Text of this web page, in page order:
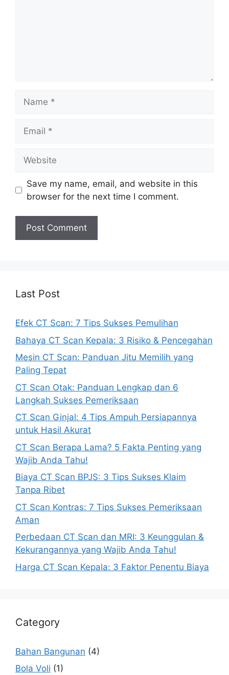
Save my name, email, and website in this
browser for the next time I comment.
Last Post
Efek CT Scan: 7 Tips Sukses Pemulihan
Bahaya CT Scan Kepala: 3 Risiko & Pencegahan
Mesin CT Scan: Panduan Jitu Memilih yang
Paling Tepat
CT Scan Otak: Panduan Lengkap dan 6
Langkah Sukses Pemeriksaan
CT Scan Ginjal: 4 Tips Ampuh Persiapannya
untuk Hasil Akurat
CT Scan Berapa Lama? 5 Fakta Penting yang
Wajib Anda Tahu!
Biaya CT Scan BPJS: 3 Tips Sukses Klaim
Tanpa Ribet
CT Scan Kontras: 7 Tips Sukses Pemeriksaan
Aman
Perbedaan CT Scan dan MRI: 3 Keunggulan &
Kekurangannya yang Wajib Anda Tahu!
Harga CT Scan Kepala: 3 Faktor Penentu Biaya
Category
Bahan Bangunan (4)
Bola Voli (1)